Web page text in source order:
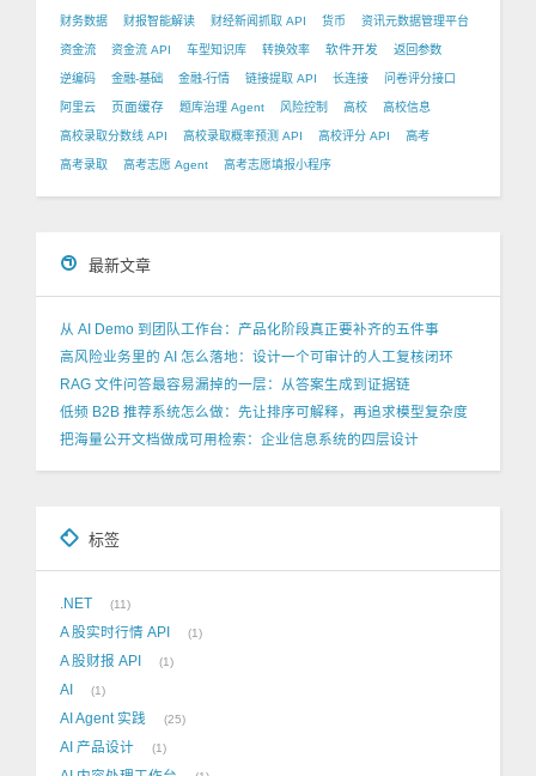
财务数据 财报智能解读 财经新闻抓取 API 货币 资讯元数据管理平台
资金流 资金流 API 车型知识库 转换效率 软件开发 返回参数
逆编码 金融-基础 金融-行情 链接提取 API 长连接 问卷评分接口
阿里云 页面缓存 题库治理 Agent 风险控制 高校 高校信息
高校录取分数线 API 高校录取概率预测 API 高校评分 API 高考
高考录取 高考志愿 Agent 高考志愿填报小程序
最新文章
从 AI Demo 到团队工作台：产品化阶段真正要补齐的五件事
高风险业务里的 AI 怎么落地：设计一个可审计的人工复核闭环
RAG 文件问答最容易漏掉的一层：从答案生成到证据链
低频 B2B 推荐系统怎么做：先让排序可解释，再追求模型复杂度
把海量公开文档做成可用检索：企业信息系统的四层设计
标签
.NET 11
A 股实时行情 API 1
A 股财报 API 1
AI 1
AI Agent 实践 25
AI 产品设计 1